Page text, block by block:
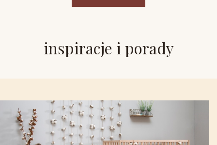
inspiracje i porady